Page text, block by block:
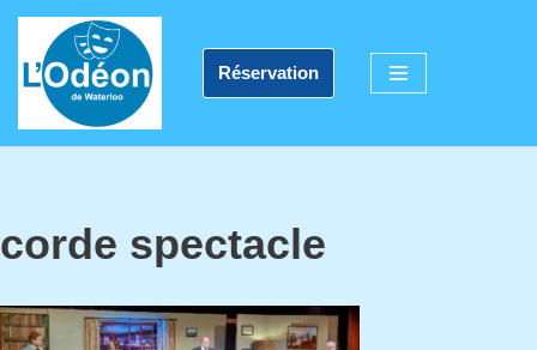
Aller
au
contenu
Réservation
corde spectacle